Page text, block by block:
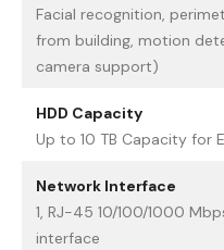
Facial recognition,
from building, motion
camera support)
HDD Capacity
Up to 10 TB Capacity for
Network Interface
1, RJ-45 10/100/1000
interface